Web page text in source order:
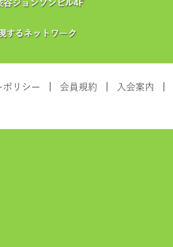
ポリシー 会員規約 入会案内